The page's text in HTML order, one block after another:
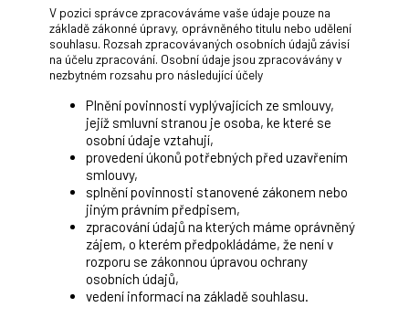
V pozici správce zpracováváme vaše údaje pouze na
základě zákonné úpravy, oprávněného titulu nebo udělení
souhlasu. Rozsah zpracovávaných osobních údajů závisí
na účelu zpracování. Osobní údaje jsou zpracovávány v
nezbytném rozsahu pro následující účely
Plnění povinností vyplývajících ze smlouvy,
jejíž smluvní stranou je osoba, ke které se
osobní údaje vztahují,
provedení úkonů potřebných před uzavřením
smlouvy,
splnění povinnosti stanovené zákonem nebo
jiným právním předpisem,
zpracování údajů na kterých máme oprávněný
zájem, o kterém předpokládáme, že není v
rozporu se zákonnou úpravou ochrany
osobních údajů,
vedení informací na základě souhlasu.